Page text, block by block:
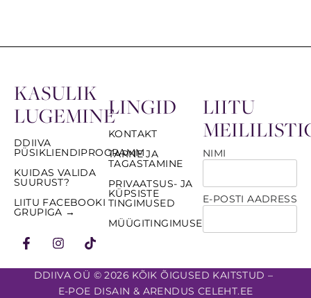
KASULIK
LUGEMINE
DDIIVA
PÜSIKLIENDIPROGRAMM
KUIDAS VALIDA
SUURUST?
LIITU FACEBOOKI
GRUPIGA →
LINGID
KONTAKT
TARNE JA
TAGASTAMINE
PRIVAATSUS- JA
KÜPSISTE
TINGIMUSED
MÜÜGITINGIMUSED
LIITU
NIMI
E-POSTI AADRESS
DDIIVA OÜ © 2026 KÕIK ÕIGUSED KAITSTUD –
E-POE DISAIN & ARENDUS CELEHT.EE